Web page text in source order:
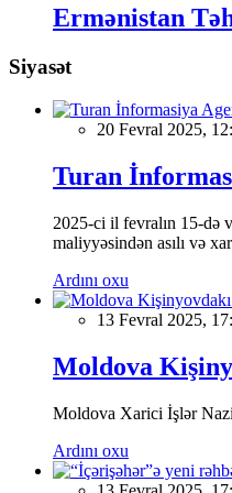
Ermənistan
Siyasət
20 Fevral 2025,
Turan
2025-ci il fevralın 15-də
maliyyəsindən asılı və
Ardını oxu
13 Fevral 2025,
Moldova
Moldova Xarici İşlər
Ardını oxu